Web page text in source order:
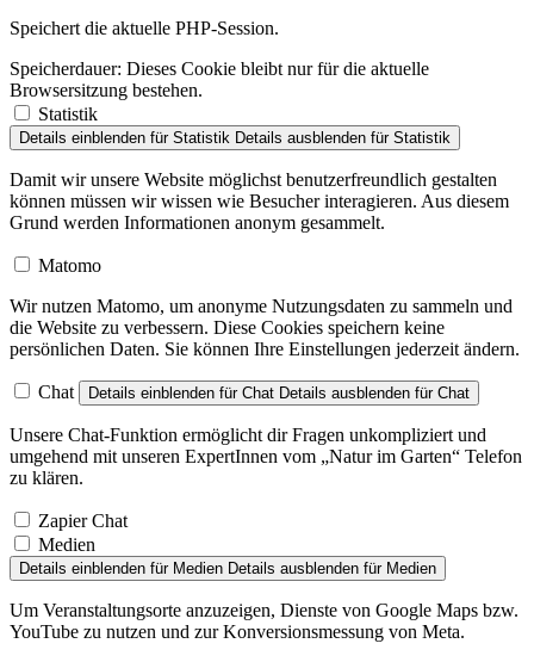
Speichert die aktuelle PHP-Session.
Speicherdauer: Dieses Cookie bleibt nur für die aktuelle
Browsersitzung bestehen.
Statistik
Details einblenden für Statistik Details ausblenden für Statistik
Damit wir unsere Website möglichst benutzerfreundlich gestalten
können müssen wir wissen wie Besucher interagieren. Aus diesem
Grund werden Informationen anonym gesammelt.
Matomo
Wir nutzen Matomo, um anonyme Nutzungsdaten zu sammeln und
die Website zu verbessern. Diese Cookies speichern keine
persönlichen Daten. Sie können Ihre Einstellungen jederzeit ändern.
Chat Details einblenden für Chat Details ausblenden für Chat
Unsere Chat-Funktion ermöglicht dir Fragen unkompliziert und
umgehend mit unseren ExpertInnen vom „Natur im Garten“ Telefon
zu klären.
Zapier Chat
Medien
Details einblenden für Medien Details ausblenden für Medien
Um Veranstaltungsorte anzuzeigen, Dienste von Google Maps bzw.
YouTube zu nutzen und zur Konversionsmessung von Meta.